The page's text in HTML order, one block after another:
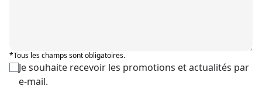
*Tous les champs sont obligatoires.
Je souhaite recevoir les promotions et actualités par
e-mail.